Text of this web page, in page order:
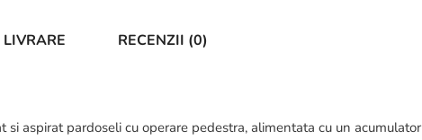
LIVRARE RECENZII (0)
aspirat pardoseli cu operare pedestra, alimentata cu un acumulator